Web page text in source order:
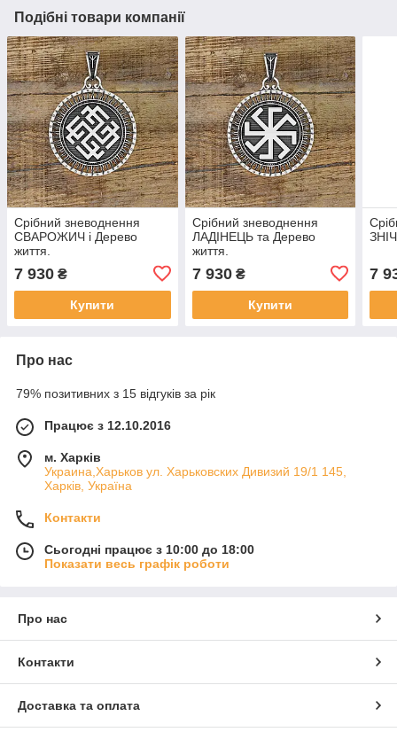
Подібні товари компанії
Срібний зневоднення
СВАРОЖИЧ і Дерево
життя.
7 930 ₴
Купити
Срібний зневоднення
ЛАДІНЕЦЬ та Дерево
життя.
7 930₴
Купити
7
Про нас
79% позитивних з 15 відгуків за рік
Працює з 12.10.2016
м. Харків
Украина,Харьков ул. Харьковских Дивизий 19/1 145,
Харків, Україна
Контакти
Сьогодні працює з 10:00 до 18:00
Показати весь графік роботи
Про нас
Контакти
Доставка та оплата